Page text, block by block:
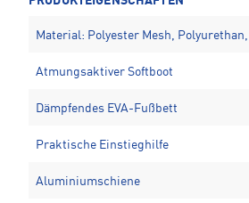
Material: Polyester Mesh,
Atmungsaktiver Softboot
Dämpfendes EVA-Fußbett
Praktische Einstieghilfe
Aluminiumschiene